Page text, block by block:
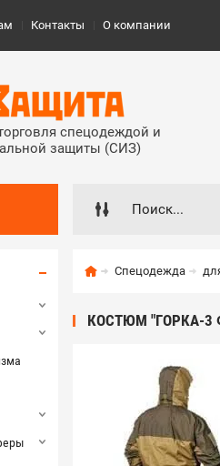
Контакты О компании
спецодеждой и
защиты (СИЗ)
Спецодежда
КОСТЮМ "ГОРКА-3